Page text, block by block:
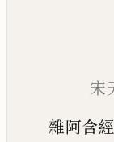
宋
雜阿含